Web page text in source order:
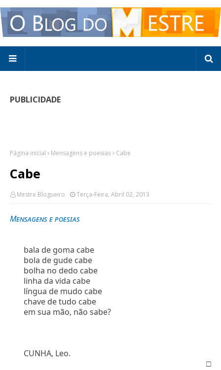
PUBLICIDADE
Página inicial Mensagens e poesias Cabe
Cabe
Mestre Blogueiro Terça-Feira, Abril 02, 2013
Mensagens e poesias
bala de goma cabe
bola de gude cabe
bolha no dedo cabe
linha da vida cabe
língua de mudo cabe
chave de tudo cabe
em sua mão, não sabe?
CUNHA, Leo.
□